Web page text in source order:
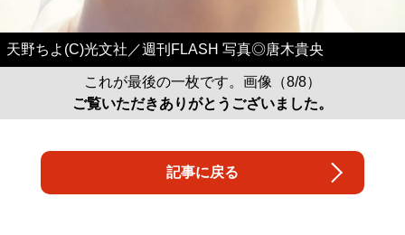
天野ちよ(C)光文社／週刊FLASH 写真◎唐木貴央
これが最後の一枚です。画像（8/8）
ご覧いただきありがとうございました。
記事に戻る